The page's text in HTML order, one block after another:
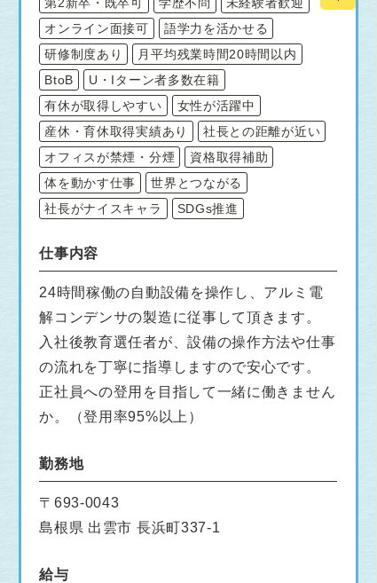
オンライン面接可
語学力を活かせる
研修制度あり
月平均残業時間20時間以内
BtoB
U・Iターン者多数在籍
有休が取得しやすい
女性が活躍中
産休・育休取得実績あり
社長との距離が近い
オフィスが禁煙・分煙
資格取得補助
体を動かす仕事
世界とつながる
社長がナイスキャラ
SDGs推進
仕事内容
24時間稼働の自動設備を操作し、アルミ電
解コンデンサの製造に従事して頂きます。
入社後教育選任者が、設備の操作方法や仕事
の流れを丁寧に指導しますので安心です。
正社員への登用を目指して一緒に働きません
か。（登用率95%以上）
勤務地
〒693-0043
島根県 出雲市 長浜町337-1
給与